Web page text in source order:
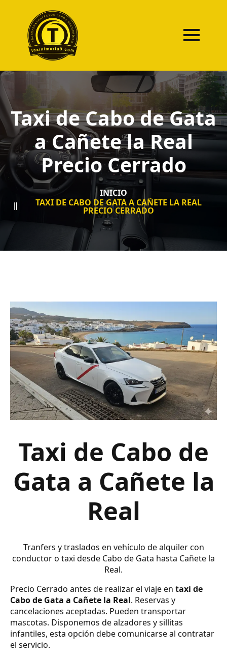
Taxi de Cabo de Gata
a Cañete la Real
Precio Cerrado
INICIO
TAXI DE CABO DE GATA A CAÑETE LA REAL
PRECIO CERRADO
Taxi de Cabo de
Gata a Cañete la
Real
Tranfers y traslados en vehículo de alquiler con
conductor o taxi desde Cabo de Gata hasta Cañete la
Real.
Precio Cerrado antes de realizar el viaje en taxi de
Cabo de Gata a Cañete la Real. Reservas y
cancelaciones aceptadas. Pueden transportar
mascotas. Disponemos de alzadores y sillitas
infantiles, esta opción debe comunicarse al contratar
el servicio.